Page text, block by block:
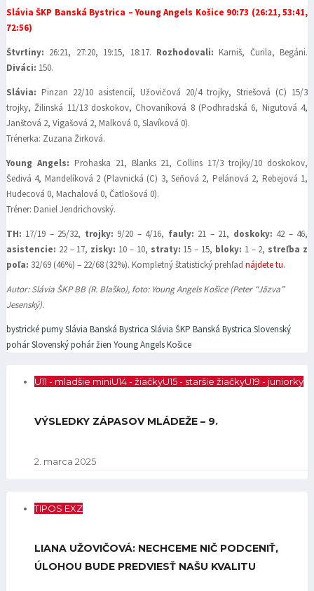
Slávia ŠKP Banská Bystrica – Young Angels Košice 90:73 (26:21, 53:41,
72:56)
Štvrtiny: 26:21, 27:20, 19:15, 18:17. Rozhodovali: Karniš, Čurila, Begáni.
Diváci: 150.
Slávia: Pinzan 22/10 asistencií, Užovičová 20/4 trojky, Striešová (C) 15/3
trojky, Žilinská 11/13 doskokov, Chovaníková 8 (Podhradská 6, Nigutová 4,
Janštová 2, Vigašová 2, Malková 0, Slavíková 0).
Trénerka: Zuzana Žirková.
Young Angels: Prohaska 21, Blanks 21, Collins 17/3 trojky/10 doskokov,
Šedivá 4, Mandelíková 2 (Plavnická (C) 3, Seňová 2, Pelánová 2, Rebejová 1,
Hudecová 0, Machalová 0, Čatlošová 0).
Tréner: Daniel Jendrichovský.
TH: 17/19 – 25/32, trojky: 9/20 – 4/16, fauly: 21 – 21, doskoky: 42 – 46,
asistencie: 22 – 17, zisky: 10 – 10, straty: 15 – 15, bloky: 1 – 2, streľba z
poľa: 32/69 (46%) – 22/68 (32%). Kompletný štatistický prehľad nájdete tu.
Autor: Slávia ŠKP BB (R. Blaško), foto: Young Angels Košice (Peter “Jäzva”
Jesenský).
bystrické pumySlávia Banská Bystrica Slávia ŠKP Banská Bystrica Slovenský
pohárSlovenský pohár žien Young Angels Košice
U11 - mladšie miniU14 - žiačkyU15 - staršie žiačkyU19 - juniorky
VÝSLEDKY ZÁPASOV MLÁDEŽE – 9.
2. marca 2025
TIPOS EXZ
LIANA UŽOVIČOVÁ: NECHCEME NIČ PODCENIŤ,
ÚLOHOU BUDE PREDVIESŤ NAŠU KVALITU